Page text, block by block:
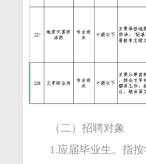
（二） 招聘对象
1.应届毕业生。指